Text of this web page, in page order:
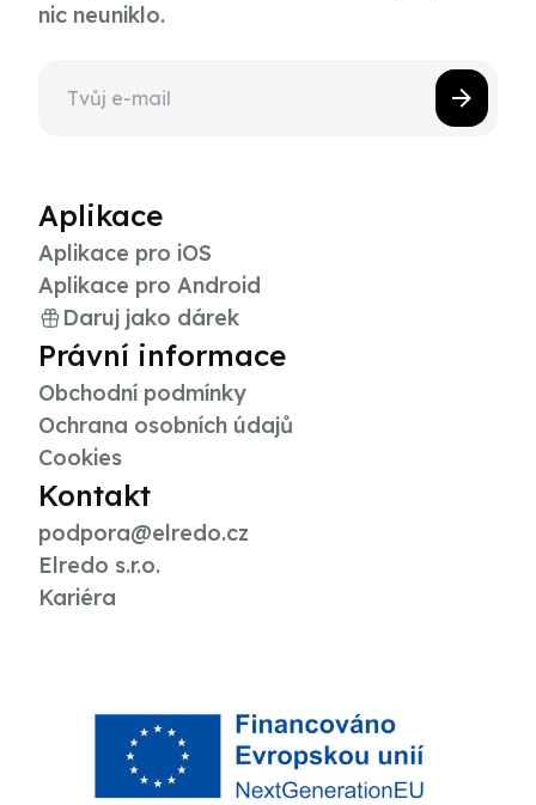
nic neuniklo.
Aplikace
Aplikace pro iOS
Aplikace pro Android
Daruj jako dárek
Právní informace
Obchodní podmínky
Ochrana osobních údajů
Cookies
Kontakt
podpora@elredo.cz
Elredo s.r.o.
Kariéra